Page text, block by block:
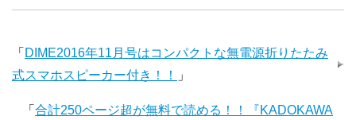
「 DIME2016年11月号はコンパクトな無電源折りたたみ
式スマホスピーカー付き！！
」
「 合計250ページ超が無料で読める！！『KADOKAWA